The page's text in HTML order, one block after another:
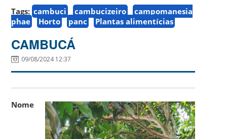
Tags: cambuci cambucizeiro
campomanesia
phae
Horto panc Plantas alimentícias
CAMBUCÁ
09/08/2024 12:37
Nome